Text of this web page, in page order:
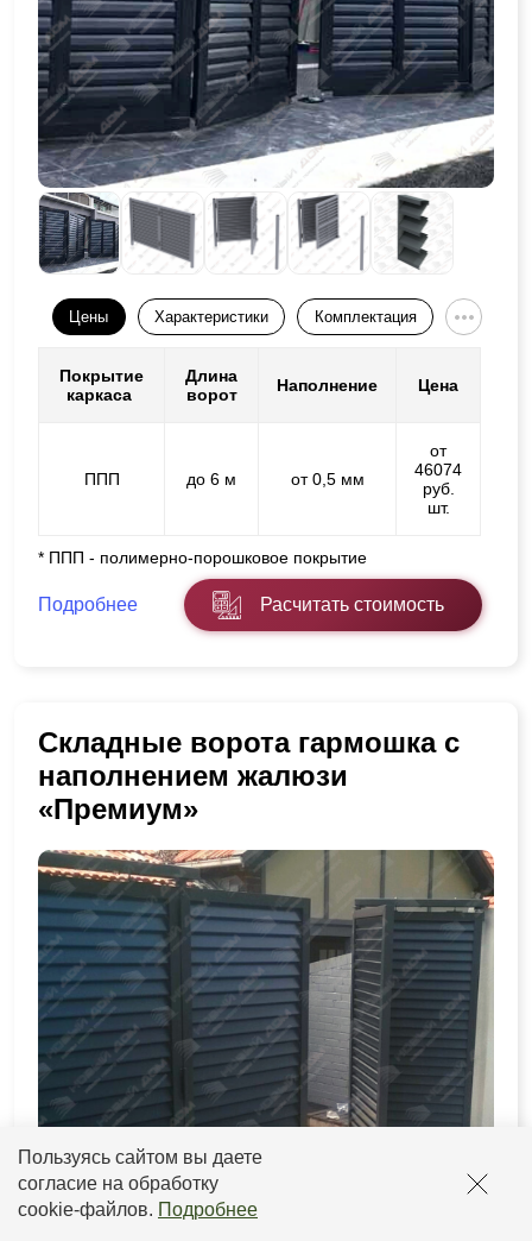
Пользуясь сайтом вы даете
согласие на обработку
cookie-файлов. Подробнее
Цены Характеристики Комплектация
Покрытие
каркаса
Длина
ворот
Наполнение Цена
ППП до 6 м от 0,5 мм
от
46074
руб.
шт.
* ППП - полимерно-порошковое покрытие
Подробнее Расчитать стоимость
Складные ворота гармошка с
наполнением жалюзи
«Премиум»